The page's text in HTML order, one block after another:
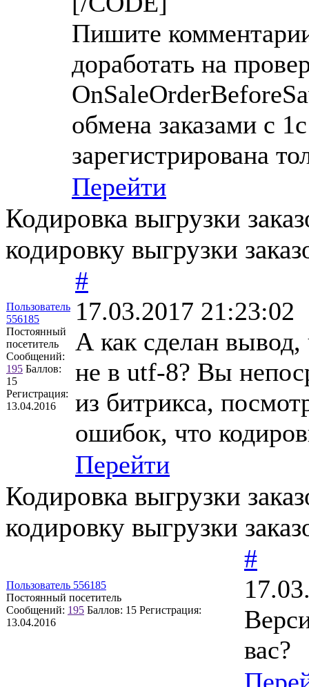
Пишите
доработать на
обмена заказами с
зарегистрирована
Перейти
Кодировка выгрузки
кодировку выгрузки
Пользователь
556185
Постоянный
посетитель
Сообщений:
195 Баллов:
15
Регистрация:
13.04.2016
#
17.03.2017 21:23:02
А как сделан
не в utf-8? Вы
из битрикса,
ошибок, что
Перейти
Кодировка выгрузки
кодировку выгрузки
Пользователь 556185
Постоянный посетитель
Сообщений: 195 Баллов: 15 Регистрация:
13.04.2016
#
вас?